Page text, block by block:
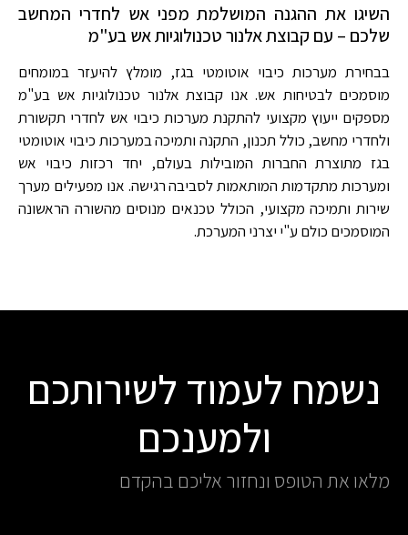
השיגו את ההגנה המושלמת מפני אש לחדרי המחשב
שלכם – עם קבוצת אלנור טכנולוגיות אש בע"מ
בבחירת מערכות כיבוי אוטומטי בגז, מומלץ להיעזר במומחים
מוסמכים לבטיחות אש. אנו קבוצת אלנור טכנולוגיות אש בע"מ
מספקים ייעוץ מקצועי להתקנת מערכות כיבוי אש לחדרי תקשורת
ולחדרי מחשב, כולל תכנון, התקנה ותמיכה במערכות כיבוי אוטומטי
בגז מתוצרת החברות המובילות בעולם, יחד רכזות כיבוי אש
ומערכות מתקדמות המותאמות לסביבה רגישה. אנו מפעילים מערך
שירות ותמיכה מקצועי, הכולל טכנאים מנוסים מהשורה הראשונה
המוסמכים כולם ע"י יצרני המערכת.
נשמח לעמוד לשירותכם
ולמענכם
מלאו את הטופס ונחזור אליכם בהקדם